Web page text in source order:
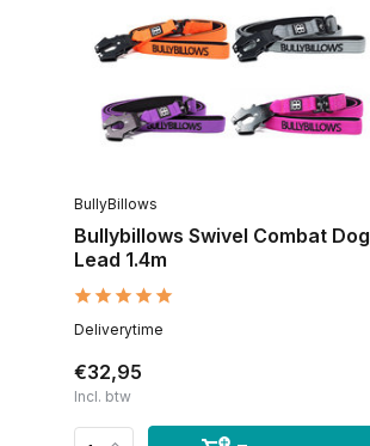
BullyBillows
Bullybillows Swivel Combat Dog
Lead 1.4m
Deliverytime
€32,95
Incl. btw